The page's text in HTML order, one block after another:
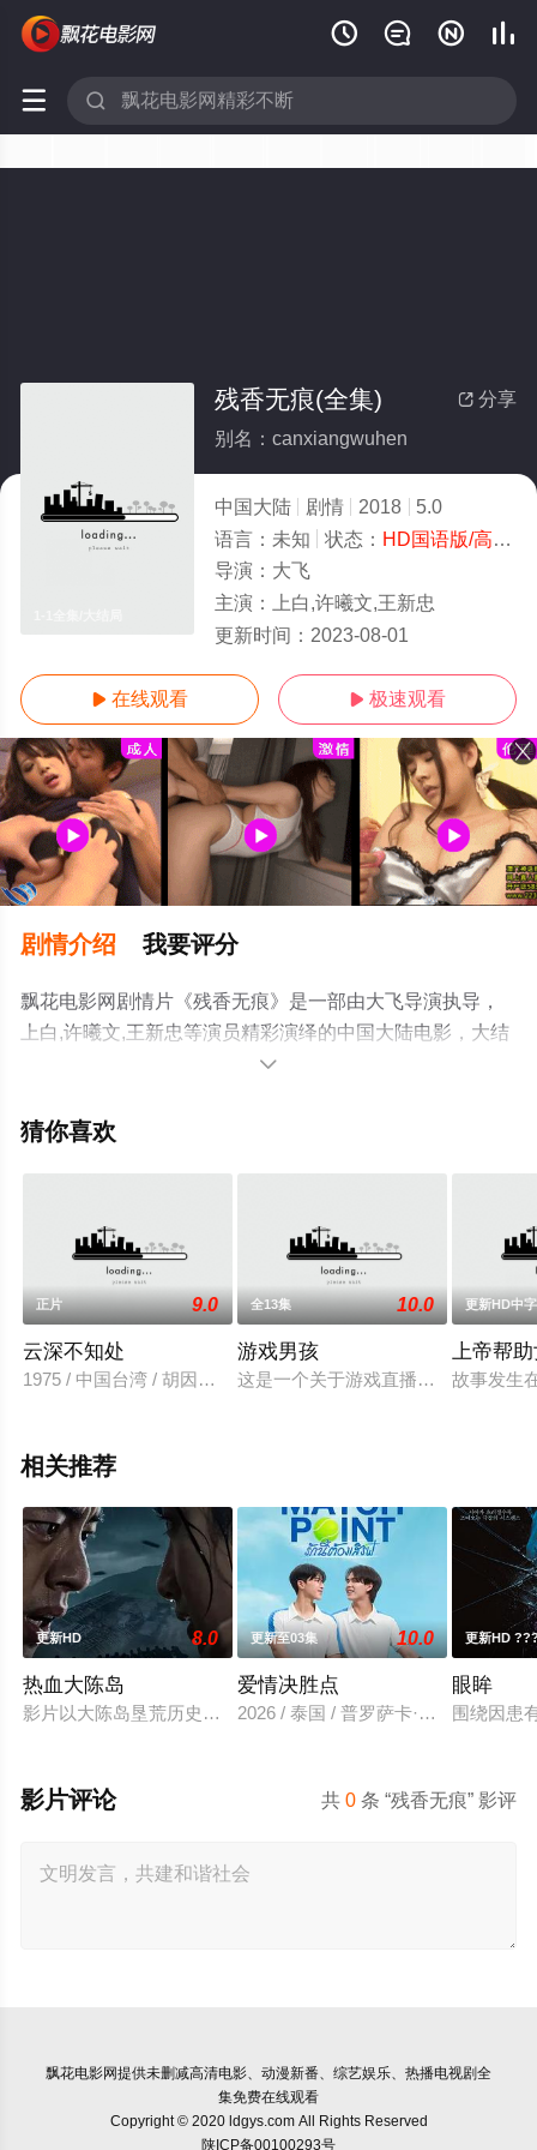
   
 
 分享
残香无痕(全集)
别名：canxiangwuhen
中国大陆 剧情 2018
5.0
语言： 未知 状态： HD国语版/高清
导演： 大飞
主演：
上白,许曦文,王新忠
更新时间： 2023-08-01
 在线观看  极速观看
剧情介绍 我要评分
飘花电影网剧情片《残香无痕》是一部由大飞导演执导，
上白,许曦文,王新忠等演员精彩演绎的中国大陆电影，大结
局剧情已揭晓（1-1全集），手机免费观看高清无删减完整
影、电视猫或剧情网等平台了解。

猜你喜欢
正片 9.0
云深不知处
1975 / 中国台湾 / 胡因梦,谷名伦,林青霞,庹宗华,傅碧辉,沈雪珍,
全13集 10.0
游戏男孩
这是一个关于游戏直播主播Cairo和
更新HD中字
上帝帮
故事发生
相关推荐
更新HD 8.0
热血大陈岛
影片以大陈岛垦荒历史为创作底色，在尊重历史真实性的前提
更新至03集 10.0
爱情决胜点
2026 / 泰国 / 普罗萨卡·那·萨克那空,
更新HD
眼眸
围绕因患
共0 条 “残香无痕” 影评
影片评论
飘花电影网提供未删减高清电影、动漫新番、综艺娱乐、热播电视剧全
集免费在线观看
Copyright © 2020 ldgys.com All Rights Reserved
陕ICP备00100293号